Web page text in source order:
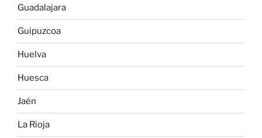
Guadalajara
Guipuzcoa
Huelva
Huesca
Jaén
La Rioja